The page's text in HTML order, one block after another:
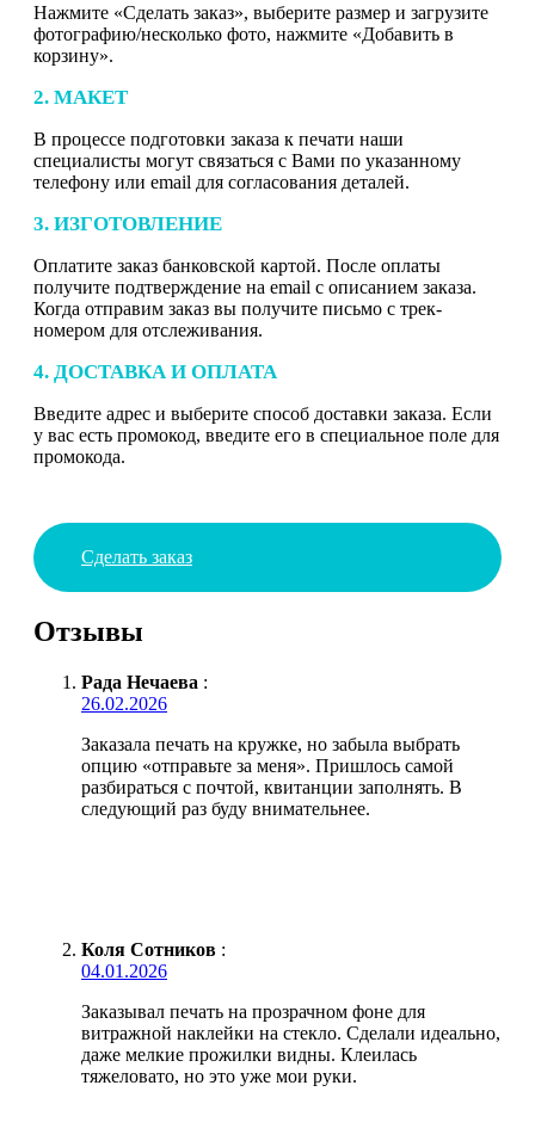
Нажмите «Сделать заказ», выберите размер и загрузите
фотографию/несколько фото, нажмите «Добавить в
корзину».
2. МАКЕТ
В процессе подготовки заказа к печати наши
специалисты могут связаться с Вами по указанному
телефону или email для согласования деталей.
3. ИЗГОТОВЛЕНИЕ
Оплатите заказ банковской картой. После оплаты
получите подтверждение на email с описанием заказа.
Когда отправим заказ вы получите письмо с трек-
номером для отслеживания.
4. ДОСТАВКА И ОПЛАТА
Введите адрес и выберите способ доставки заказа. Если
у вас есть промокод, введите его в специальное поле для
промокода.
Сделать заказ
Отзывы
Рада Нечаева :
26.02.2026
Заказала печать на кружке, но забыла выбрать
опцию «отправьте за меня». Пришлось самой
разбираться с почтой, квитанции заполнять. В
следующий раз буду внимательнее.
Коля Сотников :
04.01.2026
Заказывал печать на прозрачном фоне для
витражной наклейки на стекло. Сделали идеально,
даже мелкие прожилки видны. Клеилась
тяжеловато, но это уже мои руки.